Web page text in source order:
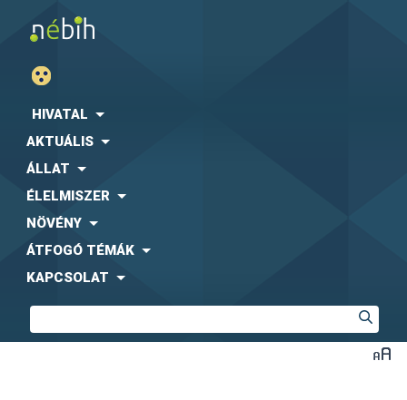
HIVATAL
AKTUÁLIS
ÁLLAT
ÉLELMISZER
NÖVÉNY
ÁTFOGÓ TÉMÁK
KAPCSOLAT